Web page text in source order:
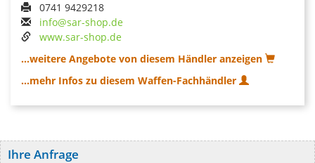
0741 9429218
info@sar-shop.de
www.sar-shop.de
...weitere Angebote von diesem Händler anzeigen
...mehr Infos zu diesem Waffen-Fachhändler
Ihre Anfrage